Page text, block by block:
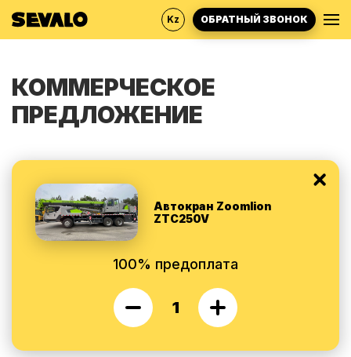
Kz ОБРАТНЫЙ ЗВОНОК
КОММЕРЧЕСКОЕ
ПРЕДЛОЖЕНИЕ
Автокран Zoomlion
ZTC250V